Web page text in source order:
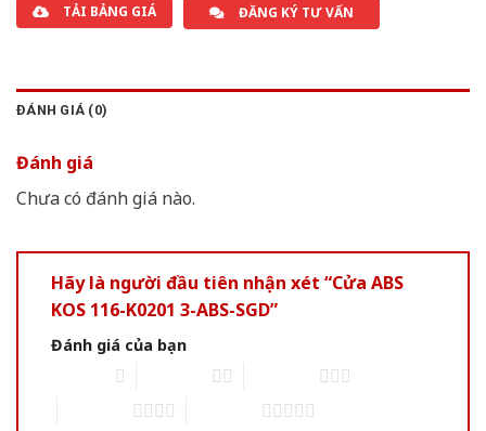
TẢI BẢNG GIÁ ĐĂNG KÝ TƯ VẤN
ĐÁNH GIÁ (0)
Đánh giá
Chưa có đánh giá nào.
Hãy là người đầu tiên nhận xét “Cửa ABS
KOS 116-K0201 3-ABS-SGD”
Đánh giá của bạn